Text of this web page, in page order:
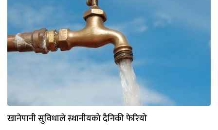
खानेपानी सुविधाले स्थानीयको दैनिकी फेरियो